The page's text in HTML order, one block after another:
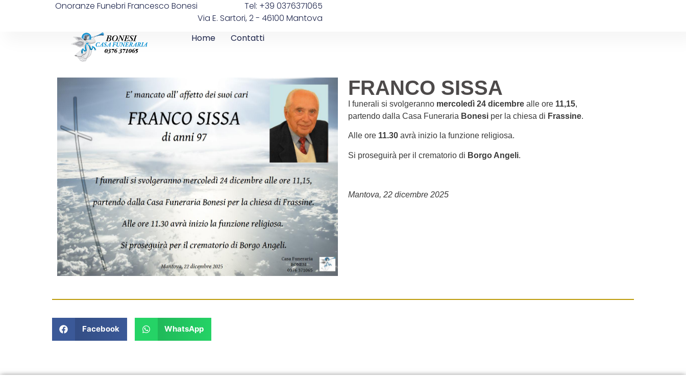
Onoranze Funebri Francesco Bonesi
Tel: +39 0376371065
Via E. Sartori, 2 - 46100 Mantova
Home
Contatti
FRANCO SISSA
I funerali si svolgeranno mercoledì 24 dicembre alle ore 11,15,
partendo dalla Casa Funeraria Bonesi per la chiesa di Frassine.
Alle ore 11.30 avrà inizio la funzione religiosa.
Si proseguirà per il crematorio di Borgo Angeli.
Mantova, 22 dicembre 2025
Facebook WhatsApp